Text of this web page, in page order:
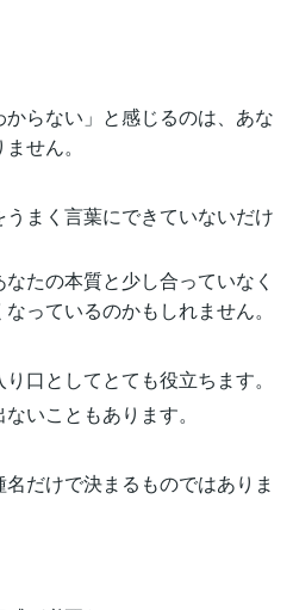
からない」と感じるのは、あな
せん。
まく言葉にできていないだけ
たの本質と少し合っていなく
っているのかもしれません。
口としてとても役立ちます。
いこともあります。
だけで決まるものではありま